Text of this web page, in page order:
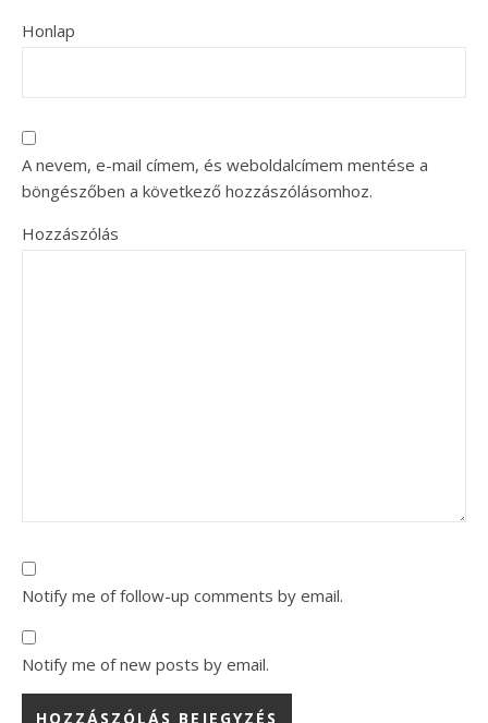
Honlap
A nevem, e-mail címem, és weboldalcímem mentése a
böngészőben a következő hozzászólásomhoz.
Hozzászólás
Notify me of follow-up comments by email.
Notify me of new posts by email.